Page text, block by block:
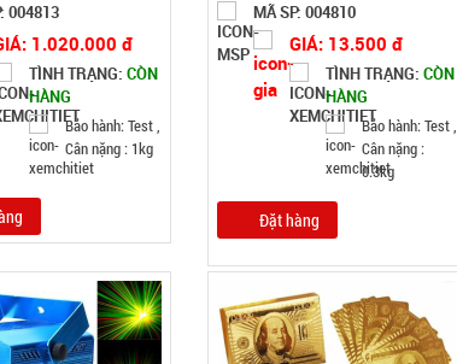
004813
1.020.000 đ
TÌNH TRẠNG: CÒN
HÀNG
Bảo hành: Test ,
Cân nặng : 1kg
MÃ SP: 004810
GIÁ: 13.500 đ
TÌNH TRẠNG: CÒN
HÀNG
Bảo hành: Test ,
Cân nặng :
0.3kg
Đặt hàng